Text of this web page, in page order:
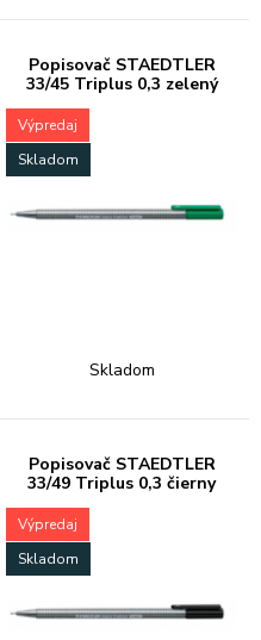
Popisovač STAEDTLER
33/45 Triplus 0,3 zelený
Výpredaj
Skladom
Skladom
Popisovač STAEDTLER
33/49 Triplus 0,3 čierny
Výpredaj
Skladom